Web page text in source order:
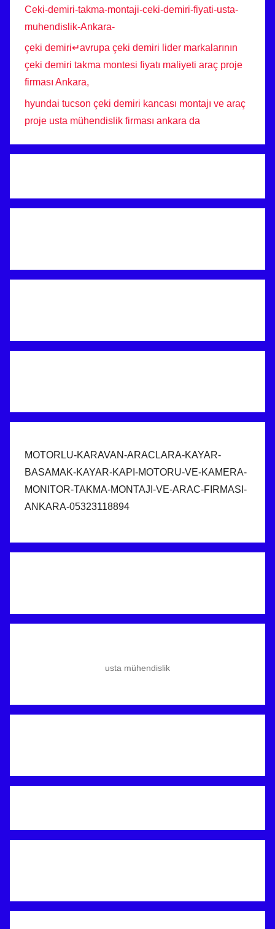
Ceki-demiri-takma-montaji-ceki-demiri-fiyati-usta-
muhendislik-Ankara-
çeki demiri↵avrupa çeki demiri lider markalarının
çeki demiri takma montesi fiyatı maliyeti araç proje
firması Ankara,
hyundai tucson çeki demiri kancası montajı ve araç
proje usta mühendislik firması ankara da
MOTORLU-KARAVAN-ARACLARA-KAYAR-
BASAMAK-KAYAR-KAPI-MOTORU-VE-KAMERA-
MONITOR-TAKMA-MONTAJI-VE-ARAC-FIRMASI-
ANKARA-05323118894
usta mühendislik